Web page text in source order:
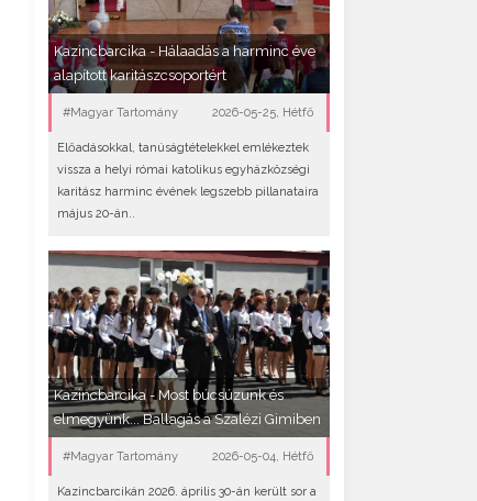
Kazincbarcika - Hálaadás a harminc éve
alapított karitászcsoportért
#Magyar Tartomány 2026-05-25, Hétfő
Előadásokkal, tanúságtételekkel emlékeztek
vissza a helyi római katolikus egyházközségi
karitász harminc évének legszebb pillanataira
május 20-án..
Kazincbarcika - Most búcsúzunk és
elmegyünk... Ballagás a Szalézi Gimiben
#Magyar Tartomány 2026-05-04, Hétfő
Kazincbarcikán 2026. április 30-án került sor a